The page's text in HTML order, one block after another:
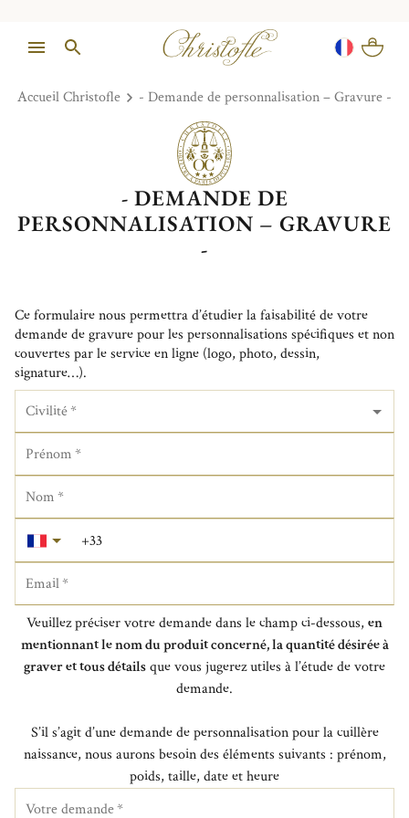
Accueil Christofle - Demande de personnalisation – Gravure -
- DEMANDE DE
PERSONNALISATION – GRAVURE
-
Ce formulaire nous permettra d’étudier la faisabilité de votre
demande de gravure pour les personnalisations spécifiques et non
couvertes par le service en ligne (logo, photo, dessin,
signature…).
Civilité*
Prénom*
Nom*
Email*
Veuillez préciser votre demande dans le champ ci-dessous, en
mentionnant le nom du produit concerné, la quantité désirée à
graver et tous détailsque vous jugerez utiles à l’étude de votre
demande.
S’il s’agit d’une demande de personnalisation pour la cuillère
naissance, nous aurons besoin des éléments suivants : prénom,
poids, taille, date et heure
Votre demande*